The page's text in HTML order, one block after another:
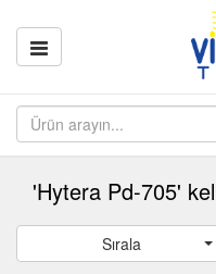
'Hytera Pd-705'
Sırala